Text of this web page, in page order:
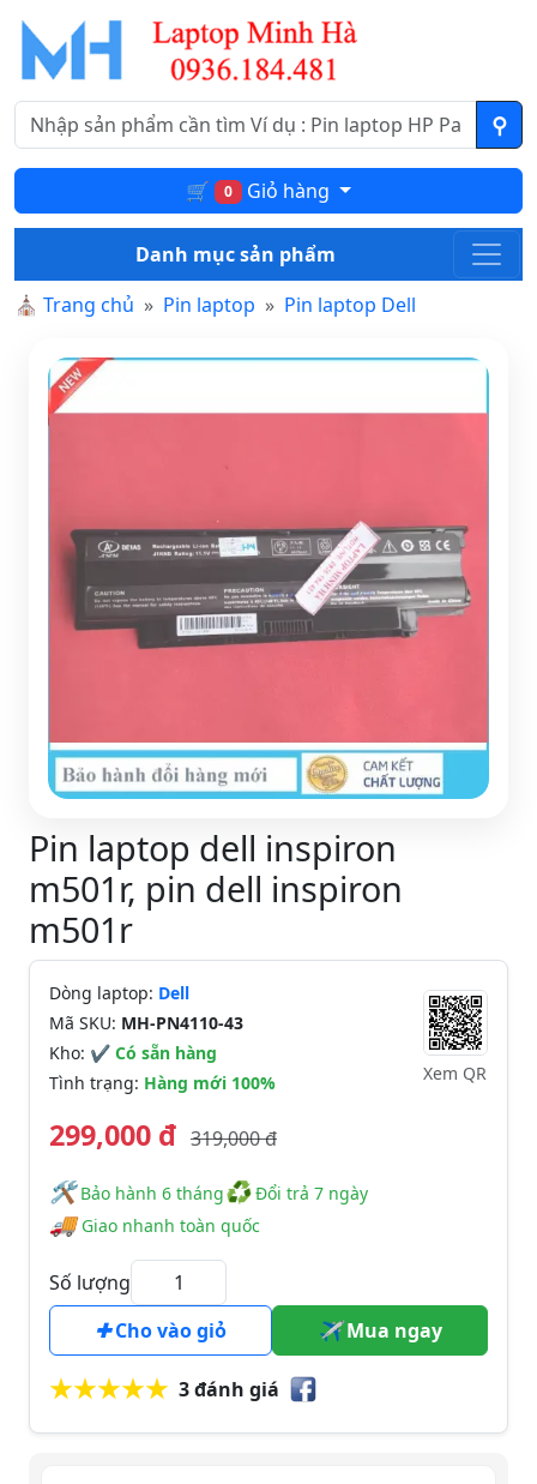
🛒 0 Giỏ hàng
Danh mục sản phẩm
⛪ Trang chủ Pin laptop Pin laptop Dell
Pin laptop dell inspiron
m501r, pin dell inspiron
m501r
Dòng laptop: Dell
Mã SKU: MH-PN4110-43
Kho: ✔ Có sẵn hàng
Tình trạng: Hàng mới 100% Xem QR
299,000 đ 319,000 đ
🛠️️ Bảo hành 6 tháng♻Đổi trả 7 ngày
🚚Giao nhanh toàn quốc
Số lượng
Cho vào giỏ
Mua ngay
3 đánh giá